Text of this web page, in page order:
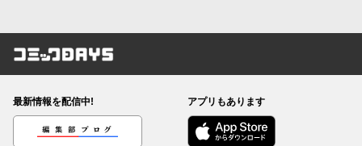
コミックDAYS
最新情報を配信中!
編集部ブログ
アプリもあります